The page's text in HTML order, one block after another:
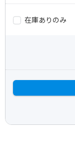
在庫ありのみ